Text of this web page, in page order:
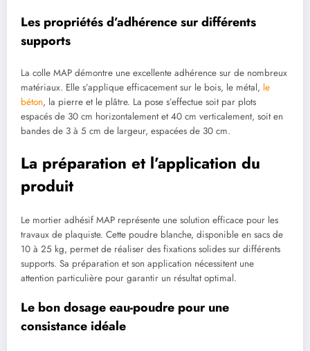
Les propriétés d’adhérence sur différents
supports
La colle MAP démontre une excellente adhérence sur de nombreux
matériaux. Elle s’applique efficacement sur le bois, le métal, le
béton, la pierre et le plâtre. La pose s’effectue soit par plots
espacés de 30 cm horizontalement et 40 cm verticalement, soit en
bandes de 3 à 5 cm de largeur, espacées de 30 cm.
La préparation et l’application du
produit
Le mortier adhésif MAP représente une solution efficace pour les
travaux de plaquiste. Cette poudre blanche, disponible en sacs de
10 à 25 kg, permet de réaliser des fixations solides sur différents
supports. Sa préparation et son application nécessitent une
attention particulière pour garantir un résultat optimal.
Le bon dosage eau-poudre pour une
consistance idéale